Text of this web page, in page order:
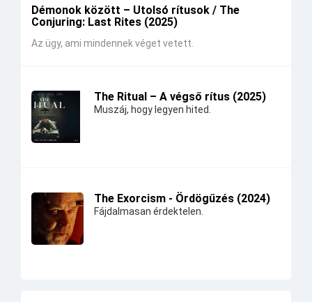
Démonok között – Utolsó rítusok / The
Conjuring: Last Rites (2025)
Az ügy, ami mindennek véget vetett.
The Ritual – A végső rítus (2025)
Muszáj, hogy legyen hited.
The Exorcism - Ördögűzés (2024)
Fájdalmasan érdektelen.